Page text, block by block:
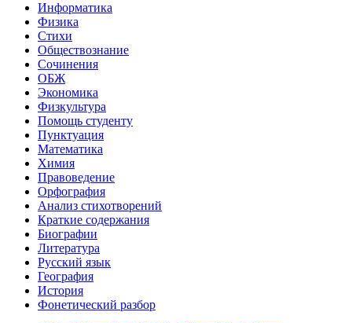
Информатика
Физика
Стихи
Обществознание
Сочинения
ОБЖ
Экономика
Физкультура
Помощь студенту
Пунктуация
Математика
Химия
Правоведение
Орфография
Анализ стихотворений
Краткие содержания
Биографии
Литература
Русский язык
География
История
Фонетический разбор